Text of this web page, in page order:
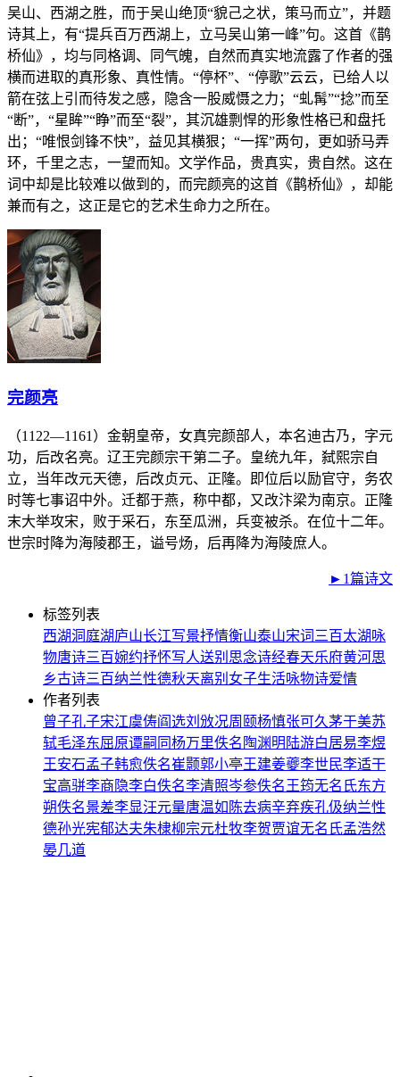
吴山、西湖之胜，而于吴山绝顶“貌己之状，策马而立”，并题
诗其上，有“提兵百万西湖上，立马吴山第一峰”句。这首《鹊
桥仙》，均与同格调、同气魄，自然而真实地流露了作者的强
横而进取的真形象、真性情。“停杯”、“停歌”云云，已给人以
箭在弦上引而待发之感，隐含一股威慑之力；“虬髯”“捻”而至
“断”，“星眸”“睁”而至“裂”，其沉雄剽悍的形象性格已和盘托
出；“唯恨剑锋不快”，益见其横狠；“一挥”两句，更如骄马弄
环，千里之志，一望而知。文学作品，贵真实，贵自然。这在
词中却是比较难以做到的，而完颜亮的这首《鹊桥仙》，却能
兼而有之，这正是它的艺术生命力之所在。
完颜亮
（1122—1161）金朝皇帝，女真完颜部人，本名迪古乃，字元
功，后改名亮。辽王完颜宗干第二子。皇统九年，弑熙宗自
立，当年改元天德，后改贞元、正隆。即位后以励官守，务农
时等七事诏中外。迁都于燕，称中都，又改汴梁为南京。正隆
末大举攻宋，败于采石，东至瓜洲，兵变被杀。在位十二年。
世宗时降为海陵郡王，谥号炀，后再降为海陵庶人。
►1篇诗文
标签列表
西湖洞庭湖庐山长江写景抒情衡山泰山宋词三百太湖 咏
物唐诗三百婉约抒怀写人送别 思念诗经春天乐府黄河思
乡古诗三百纳兰性德秋天离别 女子生活咏物诗爱情
作者列表
曾子孔子宋江虞俦阎选刘攽况周颐杨慎张可久茅于美苏
轼毛泽东屈原谭嗣同杨万里佚名 陶渊明 陆游白居易李煜
王安石孟子韩愈佚名崔颢郭小亭王建姜夔李世民李适干
宝高骈李商隐李白佚名李清照岑参佚名 王筠无名氏东方
朔佚名景差李显汪元量唐温如 陈去病辛弃疾孔伋纳兰性
德孙光宪郁达夫朱棣柳宗元杜牧李贺贾谊无名氏孟浩然
晏几道